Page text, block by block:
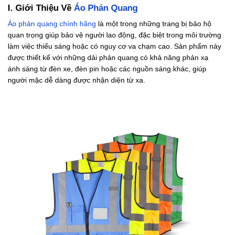
I. Giới Thiệu Về Áo Phản Quang
Áo phản quang chính hãng là một trong những trang bị bảo hộ
quan trọng giúp bảo vệ người lao động, đặc biệt trong môi trường
làm việc thiếu sáng hoặc có nguy cơ va chạm cao. Sản phẩm này
được thiết kế với những dải phản quang có khả năng phản xạ
ánh sáng từ đèn xe, đèn pin hoặc các nguồn sáng khác, giúp
người mặc dễ dàng được nhận diện từ xa.